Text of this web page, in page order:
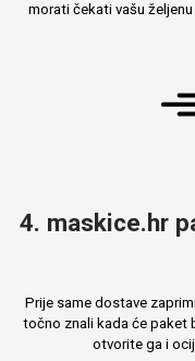
morati čekati vašu
4. maskice.hr
Prije same dostave
točno znali kada će paket
otvorite ga i